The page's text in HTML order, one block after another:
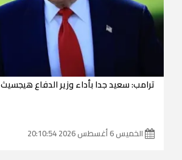
ترامب: سعيد جدا بأداء وزير الدفاع هيجسيث
الخميس 6 أغسطس 2026 20:10:54